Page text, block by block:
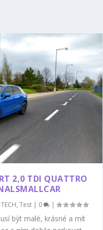
2,0 TDI QUATTRO
TECH,Test | 0 |
být malé, krásné a mít